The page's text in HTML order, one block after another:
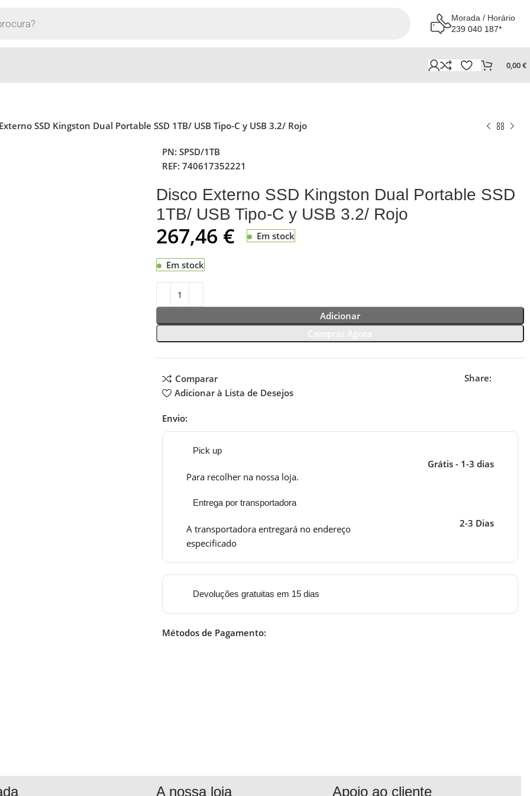
Morada / Horário
239 040 187*
0,00€
SSD Kingston Dual Portable SSD 1TB/ USB Tipo-C y USB 3.2/ Rojo
PN: SPSD/1TB
REF: 740617352221
Disco Externo SSD Kingston Dual Portable SSD
1TB/ USB Tipo-C y USB 3.2/ Rojo
267,46 € Em stock
Em stock
Adicionar
Comparar
Adicionar à Lista de Desejos
Share:
Envio:
Pick up
Para recolher na nossa loja.
Grátis - 1-3 dias
Entrega por transportadora
A transportadora entregará no endereço
especificado
2-3 Dias
Devoluções gratuitas em 15 dias
Métodos de Pagamento:
A nossa loja Apoio ao cliente